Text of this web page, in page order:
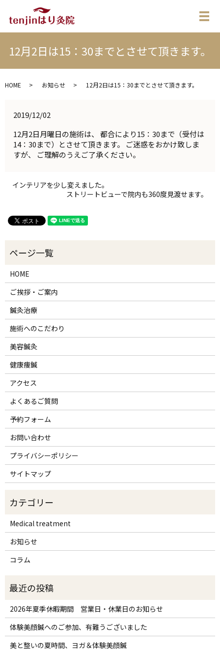
メ
12月2日は15：30までとさせて頂きます。
HOME お知らせ 12月2日は15：30までとさせて頂きます。
2019/12/02
12月2日月曜日の施術は、 都合により15：30まで（受付は
14：30まで）とさせて頂きます。 ご迷惑をおかけ致しま
すが、 ご理解のうえご了承ください。
インテリアを少し変えました。
ストリートビューで院内も360度見渡せます。
HOME
ご挨拶・ご案内
鍼灸治療
施術へのこだわり
美容鍼灸
健康痩鍼
アクセス
よくあるご質問
予約フォーム
お問い合わせ
プライバシーポリシー
サイトマップ
Medical treatment
お知らせ
コラム
2026年夏季休暇期間 営業日・休業日のお知らせ
体験美顔鍼へのご参加、有難うございました
美と整いの夏時間、ヨガ＆体験美顔鍼